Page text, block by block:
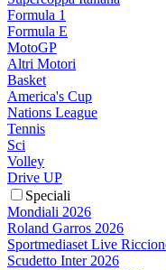
Formula 1
Formula E
MotoGP
Altri Motori
Basket
America's Cup
Nations League
Tennis
Sci
Volley
Drive UP
Speciali
Mondiali 2026
Roland Garros 2026
Sportmediaset Live
Scudetto Inter 2026